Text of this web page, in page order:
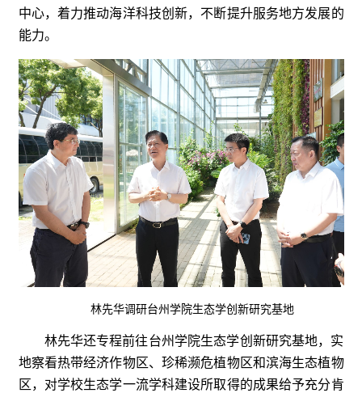
中心，着力推动海洋科技创新，不断提升服务地方发展的
能力。
林先华调研台州学院生态学创新研究基地
林先华还专程前往台州学院生态学创新研究基地，实
地察看热带经济作物区、珍稀濒危植物区和滨海生态植物
区，对学校生态学一流学科建设所取得的成果给予充分肯